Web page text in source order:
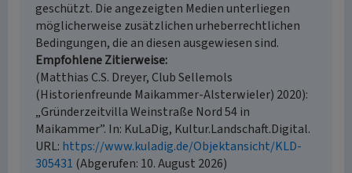
geschützt. Die angezeigten Medien unterliegen
möglicherweise zusätzlichen urheberrechtlichen
Bedingungen, die an diesen ausgewiesen sind.
Empfohlene Zitierweise
(Matthias C.S. Dreyer, Club Sellemols
(Historienfreunde Maikammer-Alsterwieler) 2020):
„Gründerzeitvilla Weinstraße Nord 54 in
Maikammer”. In: KuLaDig, Kultur.Landschaft.Digital.
URL: https://www.kuladig.de/Objektansicht/KLD-
305431 (Abgerufen: 10. August 2026)